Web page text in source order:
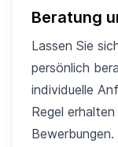
Beratung
Lassen Sie
persönlich
individuelle
Regel
Bewerbungen.